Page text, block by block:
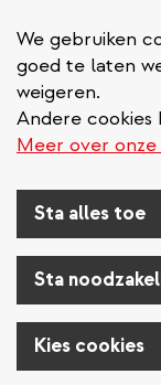
We gebruiken
goed te laten
weigeren.
Andere cookies
Meer over onze
Sta alles toe
Sta
Kies cookies